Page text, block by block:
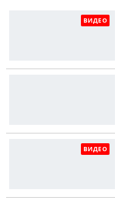
ВИДЕО
ВИДЕО